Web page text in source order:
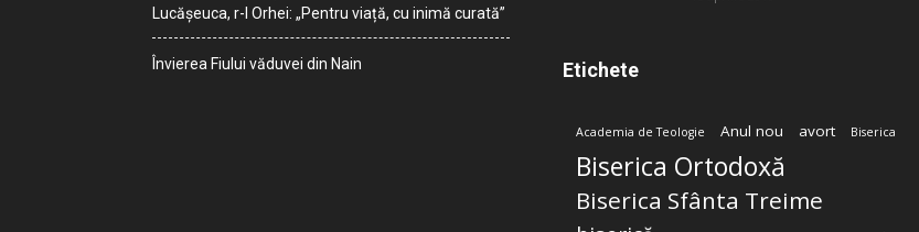
Lucășeuca, r-l Orhei: „Pentru viață, cu inimă curată”
Învierea Fiului văduvei din Nain Etichete
Academia de Teologie Anul nou avort Biserica
Biserica Ortodoxă
Biserica Sfânta Treime